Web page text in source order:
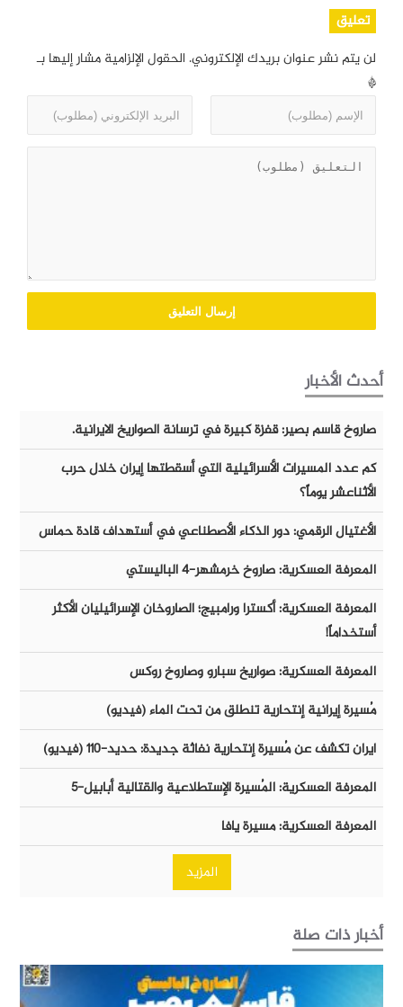
تعليق
لن يتم نشر عنوان بريدك الإلكتروني. الحقول الإلزامية مشار إليها بـ
*
أحدث الأخبار
صاروخ قاسم بصير: قفزة كبيرة في ترسانة الصواريخ الايرانية.
كم عدد المسيرات الأسرائيلية التي أسقطتها إيران خلال حرب
الأثناعشر يوماً؟
الأغتيال الرقمي: دور الذكاء الأصطناعي في أستهداف قادة حماس
المعرفة العسكرية: صاروخ خرمشهر-٤ الباليستي
المعرفة العسكرية: أكسترا ورامبيج؛ الصاروخان الإسرائيليان الأكثر
أستخداماً!
المعرفة العسكرية: صواريخ سبارو وصاروخ روكس
مُسيرة إيرانية إنتحارية تنطلق من تحت الماء (فيديو)
ايران تكشف عن مُسيرة إنتحارية نفاثة جديدة: حديد-١١٠ (فيديو)
المعرفة العسكرية: المُسيرة الإستطلاعية والقتالية أبابيل-٥
المعرفة العسكرية: مسيرة يافا
المزيد
أخبار ذات صلة